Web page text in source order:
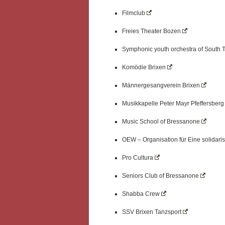
Filmclub
Freies Theater Bozen
Symphonic youth orchestra of South
Komödie Brixen
Männergesangverein Brixen
Musikkapelle Peter Mayr Pfeffersberg
Music School of Bressanone
OEW – Organisation für Eine
Pro Cultura
Seniors Club of Bressanone
Shabba Crew
SSV Brixen Tanzsport